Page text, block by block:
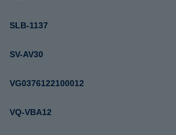
SLB-1137
SV-AV30
VG0376122100012
VQ-VBA12